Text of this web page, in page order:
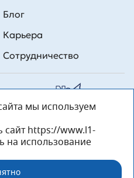
Блог
Карьера
Сотрудничество
материалы принадлежат
Любая информация,
исключительно
условиях не является
положениями статьи 437 ГК РФ.
196233, Санкт-Петербург, ул.
Н, офис 4 ИНН 7810269443,
мы используем
сайт https://www.l1-
на использование